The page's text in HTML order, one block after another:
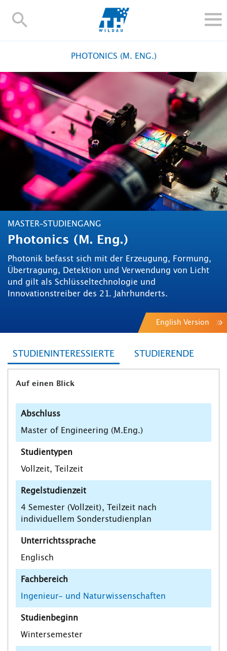
TH-
FORSCHUNG UND TRANSFER
ALUMNI
HOCHSCHULE
INTERNATIONAL
BESCHÄFTIGTE
Kontakt und Anfahrt Webmail Moodle
TH Online-Portal Personensuche English
PHOTONICS (M. ENG.)
MASTER-STUDIENGANG
Photonics (M. Eng.)
Photonik befasst sich mit der Erzeugung, Formung,
Übertragung, Detektion und Verwendung von Licht
und gilt als Schlüsseltechnologie und
Innovationstreiber des 21. Jahrhunderts.
English Version
STUDIENINTERESSIERTE STUDIERENDE
Auf einen Blick
Abschluss
Master of Engineering (M.Eng.)
Studientypen
Vollzeit, Teilzeit
Regelstudienzeit
4 Semester (Vollzeit), Teilzeit nach
individuellem Sonderstudienplan
Unterrichtssprache
Englisch
Fachbereich
Ingenieur- und Naturwissenschaften
Studienbeginn
Wintersemester